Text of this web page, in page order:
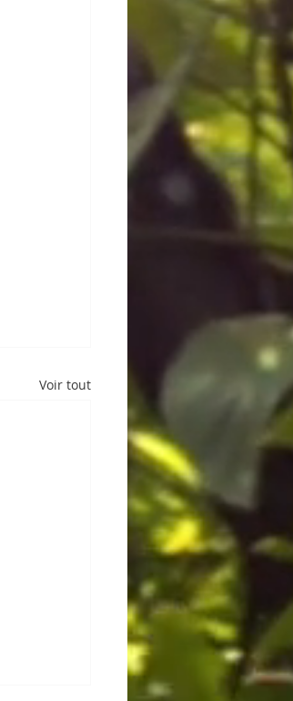
Voir tout